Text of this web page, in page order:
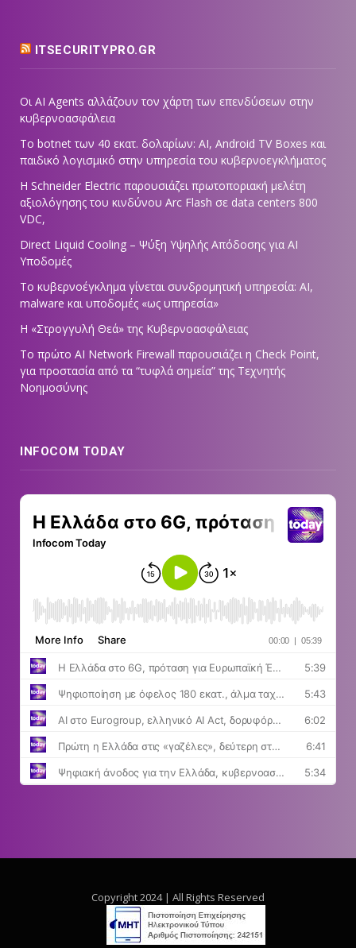
ITSECURITYPRO.GR
Οι AI Agents αλλάζουν τον χάρτη των επενδύσεων στην
κυβερνοασφάλεια
Το botnet των 40 εκατ. δολαρίων: AI, Android TV Boxes και
παιδικό λογισμικό στην υπηρεσία του κυβερνοεγκλήματος
Η Schneider Electric παρουσιάζει πρωτοποριακή μελέτη
αξιολόγησης του κινδύνου Arc Flash σε data centers 800
VDC,
Direct Liquid Cooling – Ψύξη Υψηλής Απόδοσης για AI
Υποδομές
Το κυβερνοέγκλημα γίνεται συνδρομητική υπηρεσία: AI,
malware και υποδομές «ως υπηρεσία»
Η «Στρογγυλή Θεά» της Κυβερνοασφάλειας
Tο πρώτο AI Network Firewall παρουσιάζει η Check Point,
για προστασία από τα “τυφλά σημεία” της Τεχνητής
Νοημοσύνης
INFOCOM TODAY
Copyright 2024 | All Rights Reserved